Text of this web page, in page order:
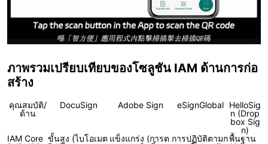
ภาพรวมเปรียบเทียบของโซลูชัน IAM ด้านการก่อ
สร้าง
คุณสมบัติ/
ด้าน
DocuSign Adobe Sign eSignGlobal HelloSig
n (Drop
box Sig
n)
IAM Core ขั้นสูง (ไบโอเมต แข็งแกร่ง (การต การปฏิบัติตามกพื้นฐาน